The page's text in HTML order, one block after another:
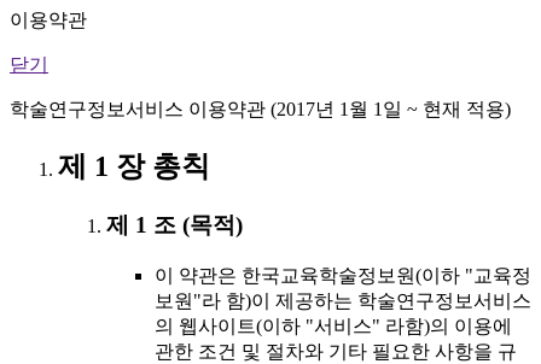
이용약관
닫기
학술연구정보서비스 이용약관 (2017년 1월 1일 ~ 현재 적용)
제 1 장 총칙
제 1 조 (목적)
이 약관은 한국교육학술정보원(이하 "교육정
보원"라 함)이 제공하는 학술연구정보서비스
의 웹사이트(이하 "서비스" 라함)의 이용에
관한 조건 및 절차와 기타 필요한 사항을 규